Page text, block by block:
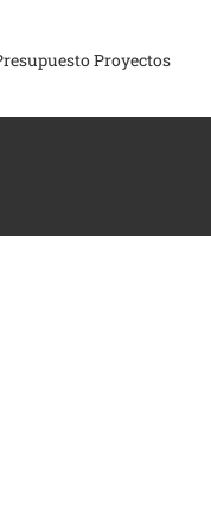
Proyectos